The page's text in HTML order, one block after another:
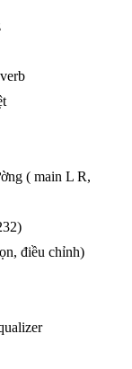
( main L R,
điều chỉnh)